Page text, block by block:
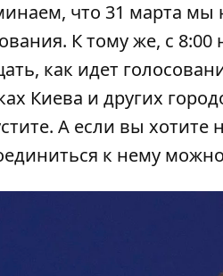
что 31 марта мы
К тому же, с 8:00
как идет
Киева и других
А если вы хотите
к нему можно